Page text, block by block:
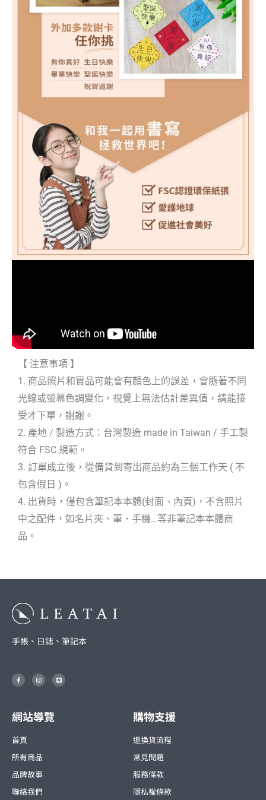
【 注意事項 】
1. 商品照片和實品可能會有顏色上的誤差，會隨著不同
光線或螢幕色調變化，視覺上無法估計差異值，請能接
受才下單，謝謝。
2. 產地 / 製造方式：台灣製造 made in Taiwan / 手工製
符合 FSC 規範。
3. 訂單成立後，從備貨到寄出商品約為三個工作天 ( 不
包含假日 )。
4. 出貨時，僅包含筆記本本體(封面、內頁)，不含照片
中之配件，如名片夾、筆、手機…等非筆記本本體商
品。
手帳、日誌、筆記本
F
a
c
k
-
I
n
s
r
a
m
L
i
n
網站導覽
首頁
所有商品
品牌故事
聯絡我們
購物支援
退換貨流程
常見問題
服務條款
隱私權條款